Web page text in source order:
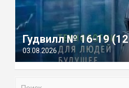
Гудвилл № 16-19
03.08.2026